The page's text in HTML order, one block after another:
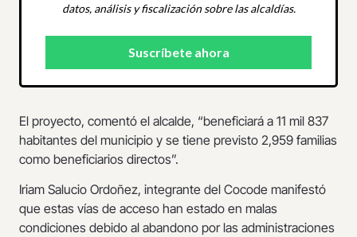
datos, análisis y fiscalización sobre las alcaldías.
El proyecto, comentó el alcalde, “beneficiará a 11 mil 837
habitantes del municipio y se tiene previsto 2,959 familias
como beneficiarios directos”.
Iriam Salucio Ordoñez, integrante del Cocode manifestó
que estas vías de acceso han estado en malas
condiciones debido al abandono por las administraciones